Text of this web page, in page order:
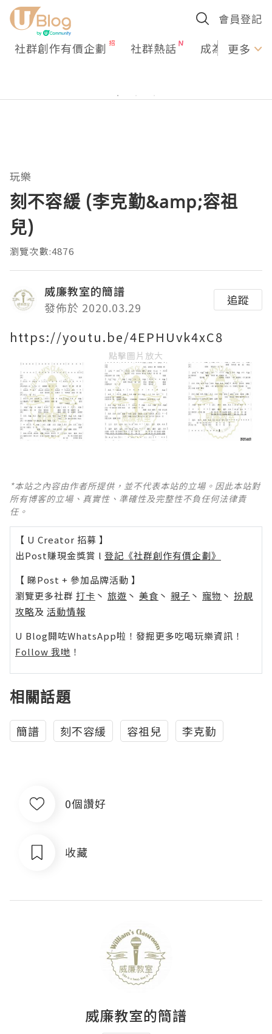
會員登記
社群創作有價企劃 社群熱話 成為U更多
玩樂
刻不容緩 (李克勤&amp;容祖
兒)
瀏覽次數:4876
威廉教室的簡譜
發佈於 2020.03.29
追蹤
https://youtu.be/4EPHUvk4xC8
點擊圖片放大
*本站之內容由作者所提供，並不代表本站的立場。因此本站對
所有博客的立場、真實性、準確性及完整性不負任何法律責
任。
【 U Creator 招募 】
出Post賺現金獎賞 l 登記《社群創作有價企劃》
【 睇Post + 參加品牌活動 】
瀏覽更多社群 打卡 丶 旅遊 丶 美食 丶 親子 丶 寵物 丶 扮靚
攻略及 活動情報
U Blog開咗WhatsApp啦！發掘更多吃喝玩樂資訊！
Follow 我哋 ！
相關話題
簡譜 刻不容緩 容祖兒 李克勤
0個讚好
收藏
威廉教室的簡譜